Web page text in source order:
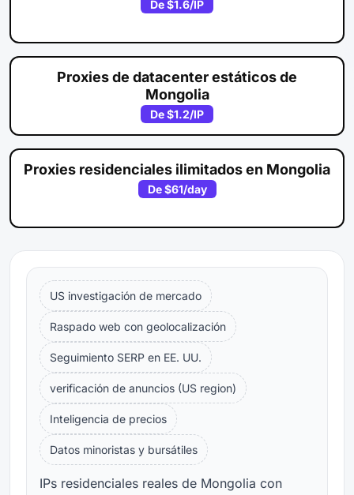
De$1.6/IP
Proxies de datacenter estáticos de
Mongolia
De$1.2/IP
Proxies residenciales ilimitados en Mongolia
De$61/day
US investigación de mercado
Raspado web con geolocalización
Seguimiento SERP en EE. UU.
verificación de anuncios (US region)
Inteligencia de precios
Datos minoristas y bursátiles
IPs residenciales reales de Mongolia con